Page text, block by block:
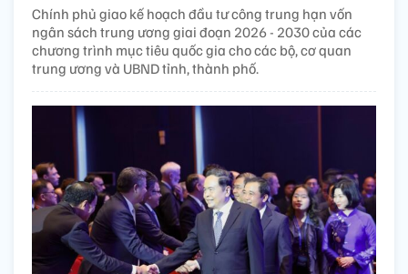
Chính phủ giao kế hoạch đầu tư công trung hạn vốn
ngân sách trung ương giai đoạn 2026 - 2030 của các
chương trình mục tiêu quốc gia cho các bộ, cơ quan
trung ương và UBND tỉnh, thành phố.